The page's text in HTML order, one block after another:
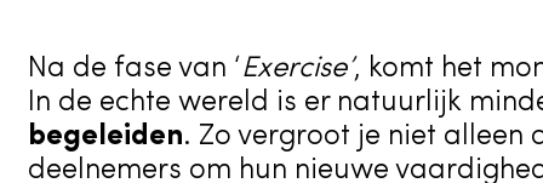
Na de fase van ‘Exercise’, komt het
In de echte wereld is er natuurlijk
begeleiden. Zo vergroot je niet alleen
deelnemers om hun nieuwe